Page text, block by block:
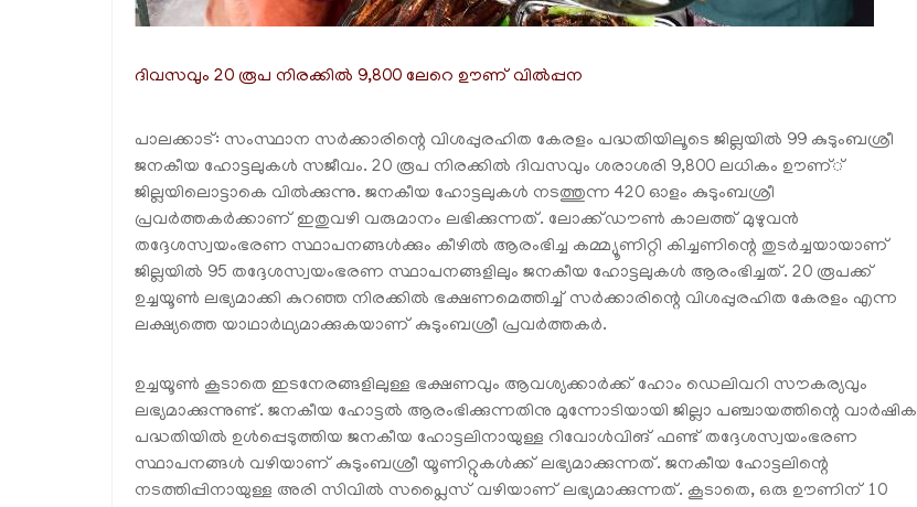
ദിവസവും 20 രൂപ നിരക്കില്‍ 9,800 ലേറെ ഊണ് വില്‍പ്പന
പാലക്കാട്: സംസ്ഥാന സര്‍ക്കാരിന്റെ വിശപ്പുരഹിത കേരളം പദ്ധതിയിലൂടെ ജില്ലയില്‍ 99 കുടുംബശ്രീ
ജനകീയ ഹോട്ടലുകള്‍ സജീവം. 20 രൂപ നിരക്കില്‍ ദിവസവും ശരാശരി 9,800 ലധികം ഊണ്്
ജില്ലയിലൊട്ടാകെ വില്‍ക്കുന്നു. ജനകീയ ഹോട്ടലുകള്‍ നടത്തുന്ന 420 ഓളം കുടുംബശ്രീ
പ്രവര്‍ത്തകര്‍ക്കാണ് ഇതുവഴി വരുമാനം ലഭിക്കുന്നത്. ലോക്ക്ഡൗണ്‍ കാലത്ത് മുഴുവന്‍
തദ്ദേശസ്വയംഭരണ സ്ഥാപനങ്ങള്‍ക്കും കീഴില്‍ ആരംഭിച്ച കമ്മ്യൂണിറ്റി കിച്ചണിന്റെ തുടര്‍ച്ചയായാണ്
ജില്ലയില്‍ 95 തദ്ദേശസ്വയംഭരണ സ്ഥാപനങ്ങളിലും ജനകീയ ഹോട്ടലുകള്‍ ആരംഭിച്ചത്. 20 രൂപക്ക്
ഉച്ചയൂണ്‍ ലഭ്യമാക്കി കുറഞ്ഞ നിരക്കില്‍ ഭക്ഷണമെത്തിച്ച് സര്‍ക്കാരിന്റെ വിശപ്പുരഹിത കേരളം എന്ന
ലക്ഷ്യത്തെ യാഥാര്‍ഥ്യമാക്കുകയാണ് കുടുംബശ്രീ പ്രവര്‍ത്തകര്‍.
ഉച്ചയൂണ്‍ കൂടാതെ ഇടനേരങ്ങളിലുള്ള ഭക്ഷണവും ആവശ്യക്കാര്‍ക്ക് ഹോം ഡെലിവറി സൗകര്യവും
ലഭ്യമാക്കുന്നുണ്ട്. ജനകീയ ഹോട്ടല്‍ ആരംഭിക്കുന്നതിനു മുന്നോടിയായി ജില്ലാ പഞ്ചായത്തിന്റെ വാര്‍ഷിക
പദ്ധതിയില്‍ ഉള്‍പ്പെടുത്തിയ ജനകീയ ഹോട്ടലിനായുള്ള റിവോള്‍വിങ് ഫണ്ട് തദ്ദേശസ്വയംഭരണ
സ്ഥാപനങ്ങള്‍ വഴിയാണ് കുടുംബശ്രീ യൂണിറ്റുകള്‍ക്ക് ലഭ്യമാക്കുന്നത്. ജനകീയ ഹോട്ടലിന്റെ
നടത്തിപ്പിനായുള്ള അരി സിവില്‍ സപ്ലൈസ് വഴിയാണ് ലഭ്യമാക്കുന്നത്. കൂടാതെ, ഒരു ഊണിന് 10